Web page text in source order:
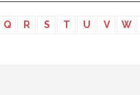
Q R S T U V W